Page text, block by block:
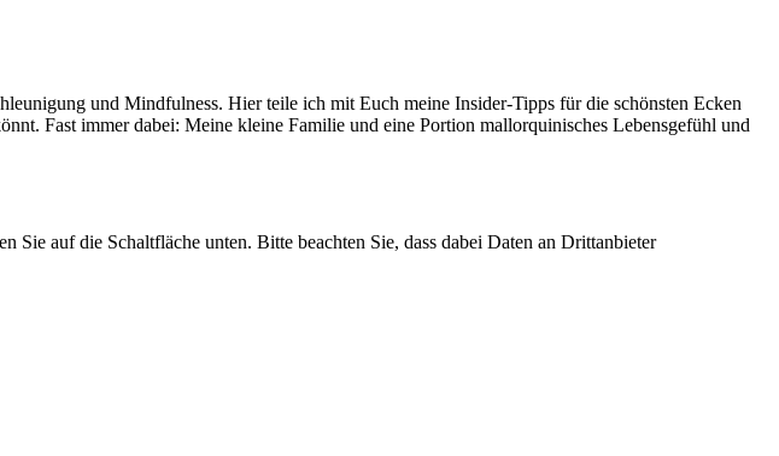
und Mindfulness. Hier teile ich mit Euch meine Insider-Tipps für die schönsten Ecken
Fast immer dabei: Meine kleine Familie und eine Portion mallorquinisches Lebensgefühl und
Sie auf die Schaltfläche unten. Bitte beachten Sie, dass dabei Daten an Drittanbieter